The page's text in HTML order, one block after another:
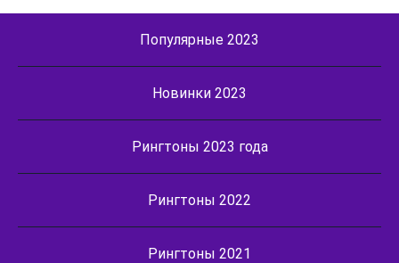
Популярные 2023
Новинки 2023
Рингтоны 2023 года
Рингтоны 2022
Рингтоны 2021